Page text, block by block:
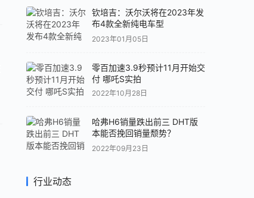
钦培吉：沃尔沃将在2023年发
布4款全新纯电车型
2023年01月05日
零百加速3.9秒预计11月开始交
付 哪吒S实拍
2022年10月28日
哈弗H6销量跌出前三 DHT版
本能否挽回销量颓势？
2022年09月23日
行业动态